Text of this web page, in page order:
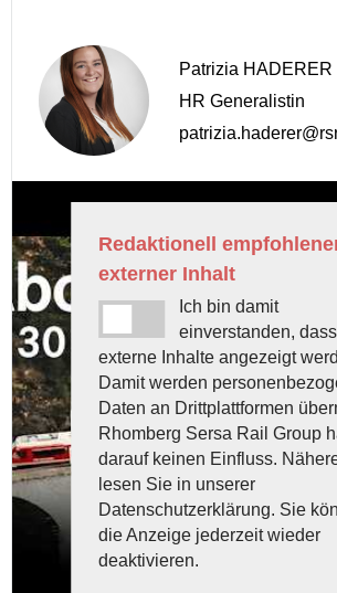
Patrizia HADERER
HR Generalistin
Redaktionell
externer Inhalt
Ich bin damit
einverstanden,
externe Inhalte angezeigt
Damit werden
Daten an Drittplattformen
Rhomberg Sersa Rail Group
darauf keinen Einfluss.
lesen Sie in unserer
Datenschutzerklärung. Sie
die Anzeige jederzeit wieder
deaktivieren.